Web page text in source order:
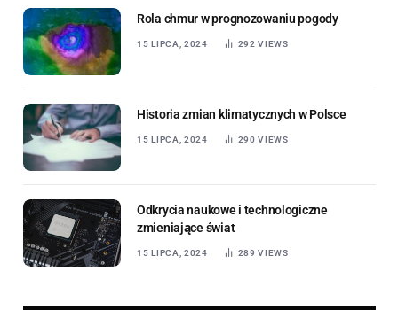
Rola chmur w prognozowaniu pogody
15 LIPCA, 2024 292VIEWS
Historia zmian klimatycznych w Polsce
15 LIPCA, 2024 290VIEWS
Odkrycia naukowe i technologiczne
zmieniające świat
15 LIPCA, 2024 289VIEWS